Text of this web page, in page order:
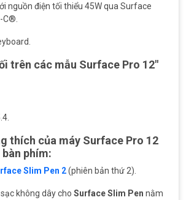
nguồn điện tối thiểu 45W qua Surface
C®.
trên các mẫu Surface Pro 12″
thích của máy Surface Pro 12
phím:
Slim Pen 2(phiên bản thứ 2).
không dây cho Surface Slim Pen nằm